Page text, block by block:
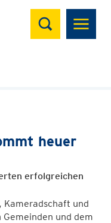
Suchen
heuer
erfolgreichen
Kameradschaft und
und dem